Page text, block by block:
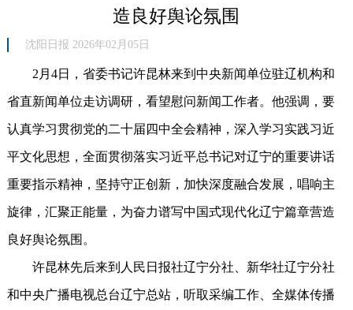
造良好舆论氛围
沈阳日报 2026年02月05日
2月4日，省委书记许昆林来到中央新闻单位驻辽机构和
省直新闻单位走访调研，看望慰问新闻工作者。他强调，要
认真学习贯彻党的二十届四中全会精神，深入学习实践习近
平文化思想，全面贯彻落实习近平总书记对辽宁的重要讲话
重要指示精神，坚持守正创新，加快深度融合发展，唱响主
旋律，汇聚正能量，为奋力谱写中国式现代化辽宁篇章营造
良好舆论氛围。
许昆林先后来到人民日报社辽宁分社、新华社辽宁分社
和中央广播电视总台辽宁总站，听取采编工作、全媒体传播